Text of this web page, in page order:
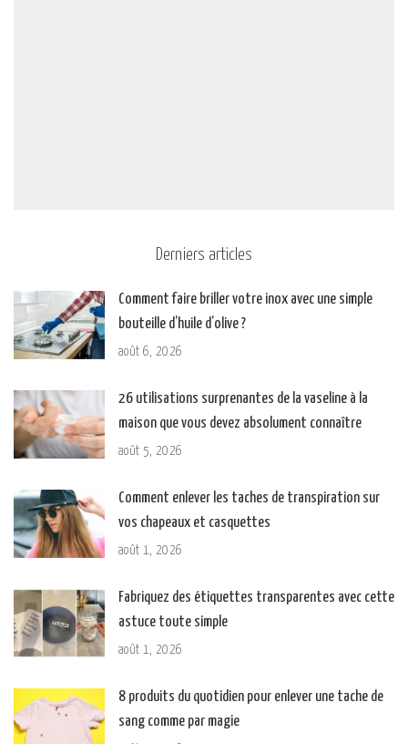
Derniers articles
Comment faire briller votre inox avec une simple
bouteille d’huile d’olive ?
août 6, 2026
26 utilisations surprenantes de la vaseline à la
maison que vous devez absolument connaître
août 5, 2026
Comment enlever les taches de transpiration sur
vos chapeaux et casquettes
août 1, 2026
Fabriquez des étiquettes transparentes avec cette
astuce toute simple
août 1, 2026
8 produits du quotidien pour enlever une tache de
sang comme par magie